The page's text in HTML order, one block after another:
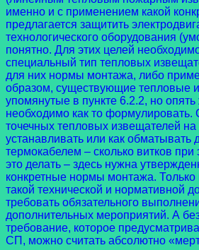
именно и с применением какой
предлагается защитить
технологического оборудования
понятно. Для этих целей
специальный тип тепловых
для них нормы монтажа, либо
образом, существующие тепловые
упомянутые в пункте 6.2.2, но
необходимо как то формулировать.
точечных тепловых извещателей на
устанавливать или как обматывать
термокабелем – сколько витков
это делать – здесь нужна
конкретные нормы монтажа. Только
такой технической и нормативной
требовать обязательного
дополнительных мероприятий. А
требование, которое
СП, можно считать абсолютно